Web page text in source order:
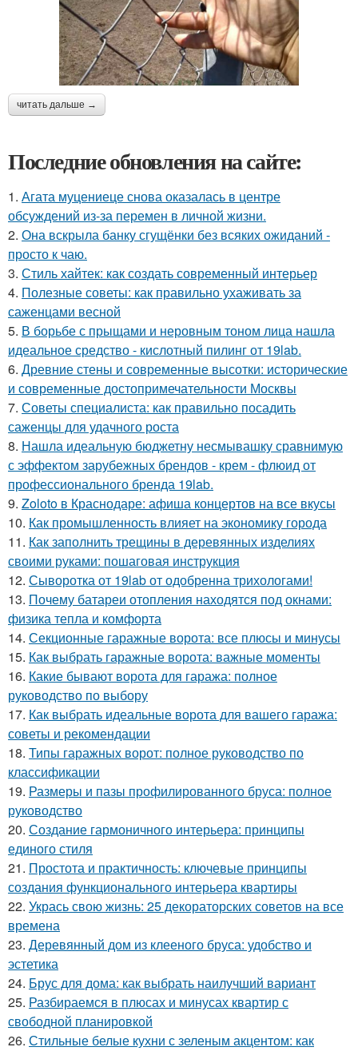
читать дальше →
Последние обновления на сайте:
1. Агата муцениеце снова оказалась в центре
обсуждений из-за перемен в личной жизни.
2. Она вскрыла банку сгущёнки без всяких ожиданий -
просто к чаю.
3. Стиль хайтек: как создать современный интерьер
4. Полезные советы: как правильно ухаживать за
саженцами весной
5. В борьбе с прыщами и неровным тоном лица нашла
идеальное средство - кислотный пилинг от 19lab.
6. Древние стены и современные высотки: исторические
и современные достопримечательности Москвы
7. Советы специалиста: как правильно посадить
саженцы для удачного роста
8. Нашла идеальную бюджетну несмывашку сравнимую
с эффектом зарубежных брендов - крем - флюид от
профессионального бренда 19lab.
9. Zoloto в Краснодаре: афиша концертов на все вкусы
10. Как промышленность влияет на экономику города
11. Как заполнить трещины в деревянных изделиях
своими руками: пошаговая инструкция
12. Сыворотка от 19lab от одобренна трихологами!
13. Почему батареи отопления находятся под окнами:
физика тепла и комфорта
14. Секционные гаражные ворота: все плюсы и минусы
15. Как выбрать гаражные ворота: важные моменты
16. Какие бывают ворота для гаража: полное
руководство по выбору
17. Как выбрать идеальные ворота для вашего гаража:
советы и рекомендации
18. Типы гаражных ворот: полное руководство по
классификации
19. Размеры и пазы профилированного бруса: полное
руководство
20. Создание гармоничного интерьера: принципы
единого стиля
21. Простота и практичность: ключевые принципы
создания функционального интерьера квартиры
22. Укрась свою жизнь: 25 декораторских советов на все
времена
23. Деревянный дом из клееного бруса: удобство и
эстетика
24. Брус для дома: как выбрать наилучший вариант
25. Разбираемся в плюсах и минусах квартир с
свободной планировкой
26. Стильные белые кухни с зеленым акцентом: как